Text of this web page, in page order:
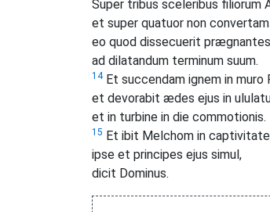
Super tribus sceleribus filiorum
et super quatuor non
eo quod dissecuerit
ad dilatandum terminum suum.
14Et succendam ignem in muro
et devorabit ædes ejus in
et in turbine in die commotionis.
15 Et ibit Melchom in
ipse et principes ejus simul,
dicit Dominus.